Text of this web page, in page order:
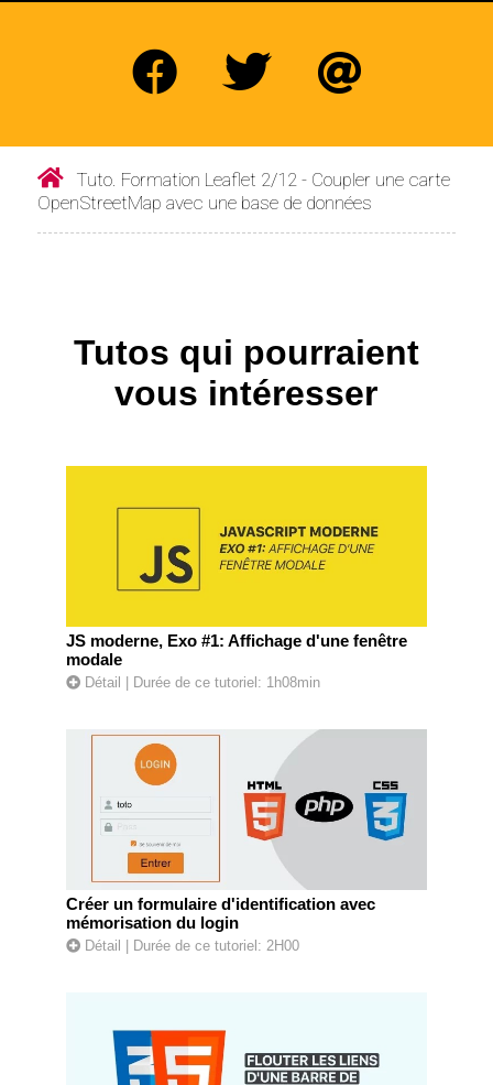
Tuto. Formation Leaflet 2/12 - Coupler une carte
OpenStreetMap avec une base de données
Tutos qui pourraient
vous intéresser
JS moderne, Exo #1: Affichage d'une fenêtre
modale
Détail | Durée de ce tutoriel: 1h08min
Créer un formulaire d'identification avec
mémorisation du login
Détail | Durée de ce tutoriel: 2H00